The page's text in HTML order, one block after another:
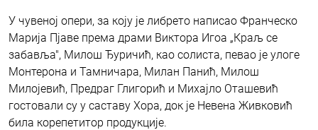
У чувеној опери, за коју је либрето написао Франческо
Марија Пјаве према драми Виктора Игоа „Краљ се
забавља", Милош Ђуричић, као солиста, певао је улоге
Монтерона и Тамничара, Милан Панић, Милош
Милојевић, Предраг Глигорић и Михајло Оташевић
гостовали су у саставу Хора, док је Невена Живковић
била корепетитор продукције.